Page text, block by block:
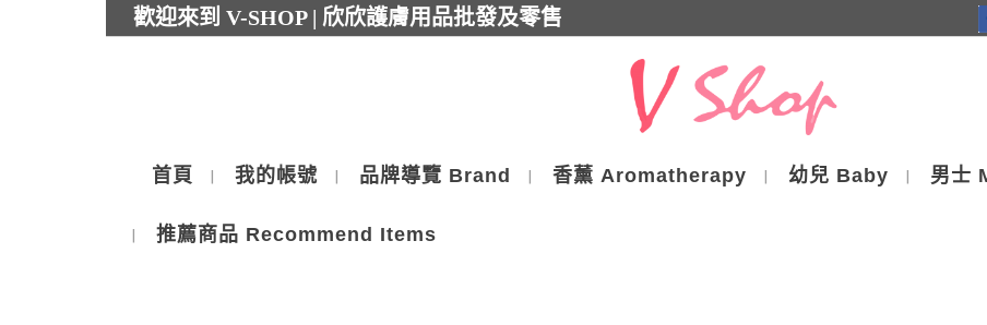
歡迎來到 V-SHOP | 欣欣護膚用品批發及零售
首頁 我的帳號 品牌導覽 Brand 香薰 Aromatherapy 幼兒 Baby 男士
推薦商品 Recommend Items